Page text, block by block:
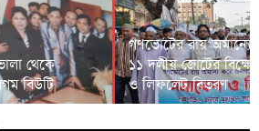
থেকে
বিউটি
গণভোটের রায়
১১ দলীয় জোটের
ও লিফলেট বিতরণ